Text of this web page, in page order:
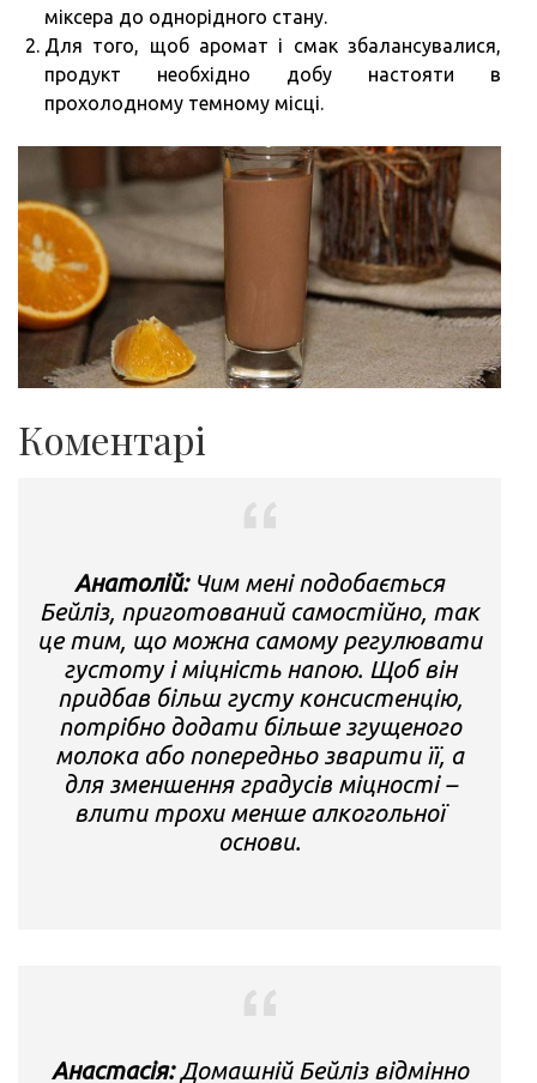
міксера до однорідного стану.
Для того, щоб аромат і смак збалансувалися,
продукт необхідно добу настояти в
прохолодному темному місці.
Коментарі
Анатолій: Чим мені подобається
Бейліз, приготований самостійно, так
це тим, що можна самому регулювати
густоту і міцність напою. Щоб він
придбав більш густу консистенцію,
потрібно додати більше згущеного
молока або попередньо зварити її, а
для зменшення градусів міцності –
влити трохи менше алкогольної
основи.
Анастасія: Домашній Бейліз відмінно